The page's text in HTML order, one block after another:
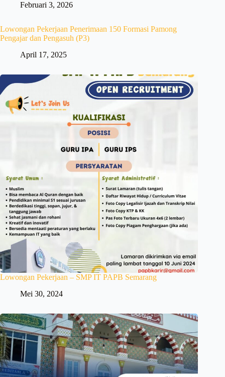
Februari 3, 2026
Lowongan Pekerjaan Penerimaan 150 Formasi Pamong
Pengajar dan Pengasuh (P3)
April 17, 2025
Lowongan Pekerjaan – SMP IT PAPB Semarang
Mei 30, 2024